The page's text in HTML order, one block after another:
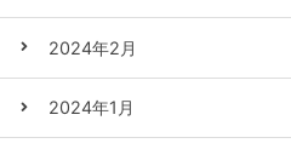
2024年2月
2024年1月